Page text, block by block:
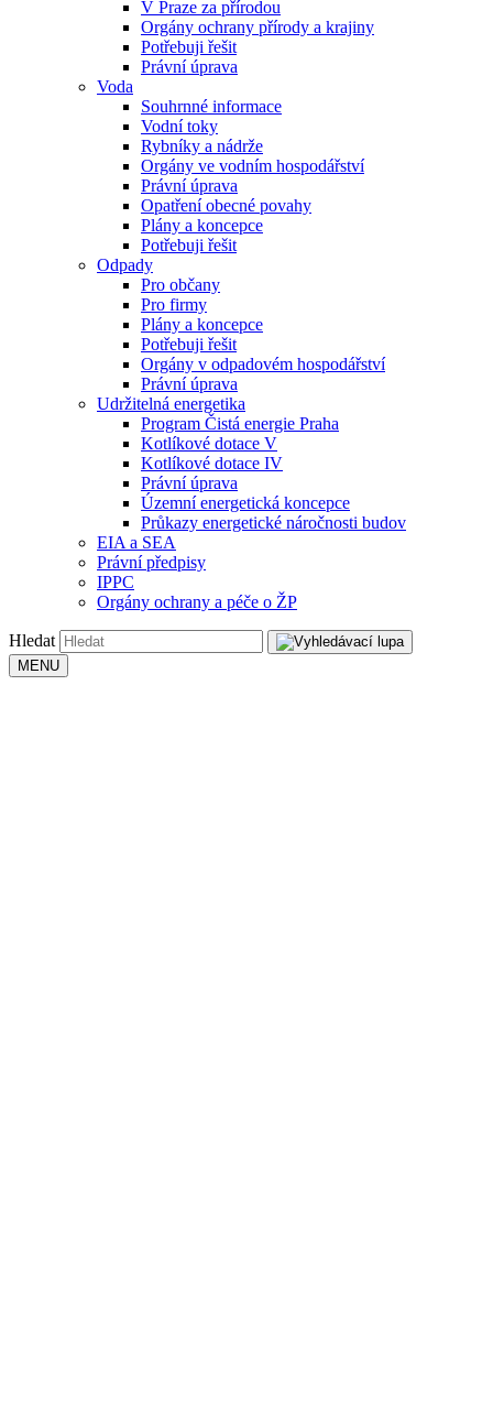
V Praze za přírodou
Orgány ochrany přírody a krajiny
Potřebuji řešit
Právní úprava
Voda
Souhrnné informace
Vodní toky
Rybníky a nádrže
Orgány ve vodním hospodářství
Právní úprava
Opatření obecné povahy
Plány a koncepce
Potřebuji řešit
Odpady
Pro občany
Pro firmy
Plány a koncepce
Potřebuji řešit
Orgány v odpadovém hospodářství
Právní úprava
Udržitelná energetika
Program Čistá energie Praha
Kotlíkové dotace V
Kotlíkové dotace IV
Právní úprava
Územní energetická koncepce
Průkazy energetické náročnosti budov
EIA a SEA
Právní předpisy
IPPC
Orgány ochrany a péče o ŽP
Hledat
MENU